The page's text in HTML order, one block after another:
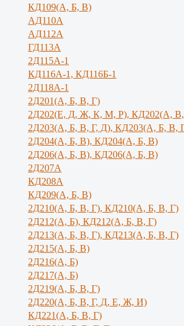
КД109(А, Б, В)
АД110А
АД112А
ГД113А
2Д115А-1
КД116А-1, КД116Б-1
2Д118А-1
2Д201(А, Б, В, Г)
2Д202(Е, Д, Ж, К, М, Р), КД202(А,
2Д203(А, Б, В, Г, Д), КД203(А, Б, В,
2Д204(А, Б, В), КД204(А, Б, В)
2Д206(А, Б, В), КД206(А, Б, В)
2Д207А
КД208А
КД209(А, Б, В)
2Д210(А, Б, В, Г), КД210(А, Б, В, Г)
2Д212(А, Б), КД212(А, Б, В, Г)
2Д213(А, Б, В, Г), КД213(А, Б, В, Г)
2Д215(А, Б, В)
2Д216(А, Б)
2Д217(А, Б)
2Д219(А, Б, В, Г)
2Д220(А, Б, В, Г, Д, Е, Ж, И)
КД221(А, Б, В, Г)